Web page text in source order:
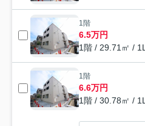
1階
6.5万円
1階 / 29.71㎡ /
1階
6.6万円
1階 / 30.78㎡ /